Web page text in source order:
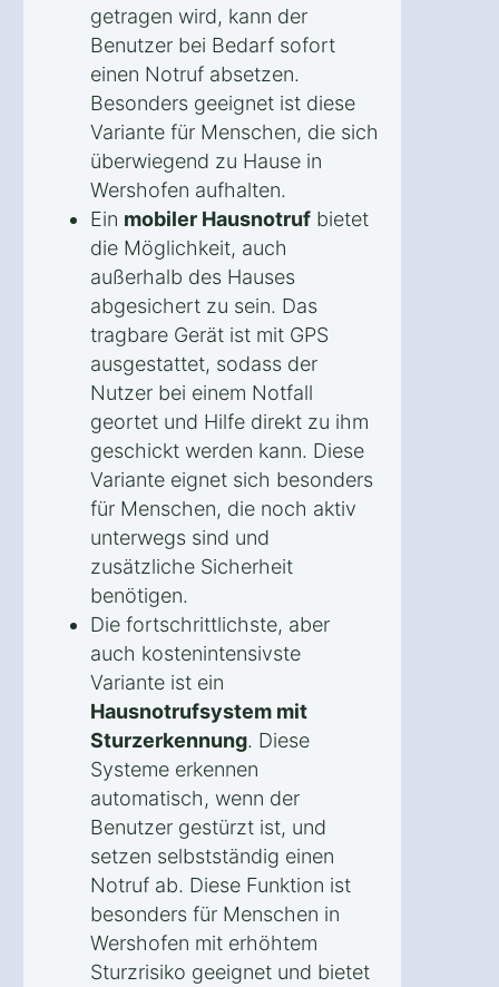
getragen wird, kann der
Benutzer bei Bedarf sofort
einen Notruf absetzen.
Besonders geeignet ist diese
Variante für Menschen, die sich
überwiegend zu Hause in
Wershofen aufhalten.
Ein mobiler Hausnotruf bietet
die Möglichkeit, auch
außerhalb des Hauses
abgesichert zu sein. Das
tragbare Gerät ist mit GPS
ausgestattet, sodass der
Nutzer bei einem Notfall
geortet und Hilfe direkt zu ihm
geschickt werden kann. Diese
Variante eignet sich besonders
für Menschen, die noch aktiv
unterwegs sind und
zusätzliche Sicherheit
benötigen.
Die fortschrittlichste, aber
auch kostenintensivste
Variante ist ein
Hausnotrufsystem mit
Sturzerkennung. Diese
Systeme erkennen
automatisch, wenn der
Benutzer gestürzt ist, und
setzen selbstständig einen
Notruf ab. Diese Funktion ist
besonders für Menschen in
Wershofen mit erhöhtem
Sturzrisiko geeignet und bietet